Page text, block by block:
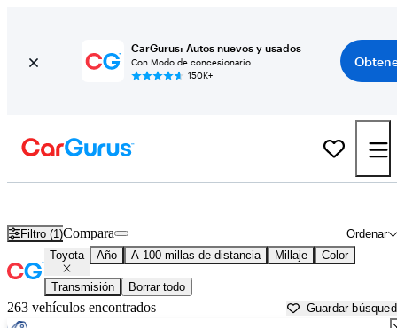
CarGurus: Autos nuevos y usados
Con Modo de concesionario
150K+
Filtro (1) Ordenar
Compara
Toyota Año A 100 millas de distancia Millaje Color
Transmisión Borrar todo
263 vehículos encontrados Guardar